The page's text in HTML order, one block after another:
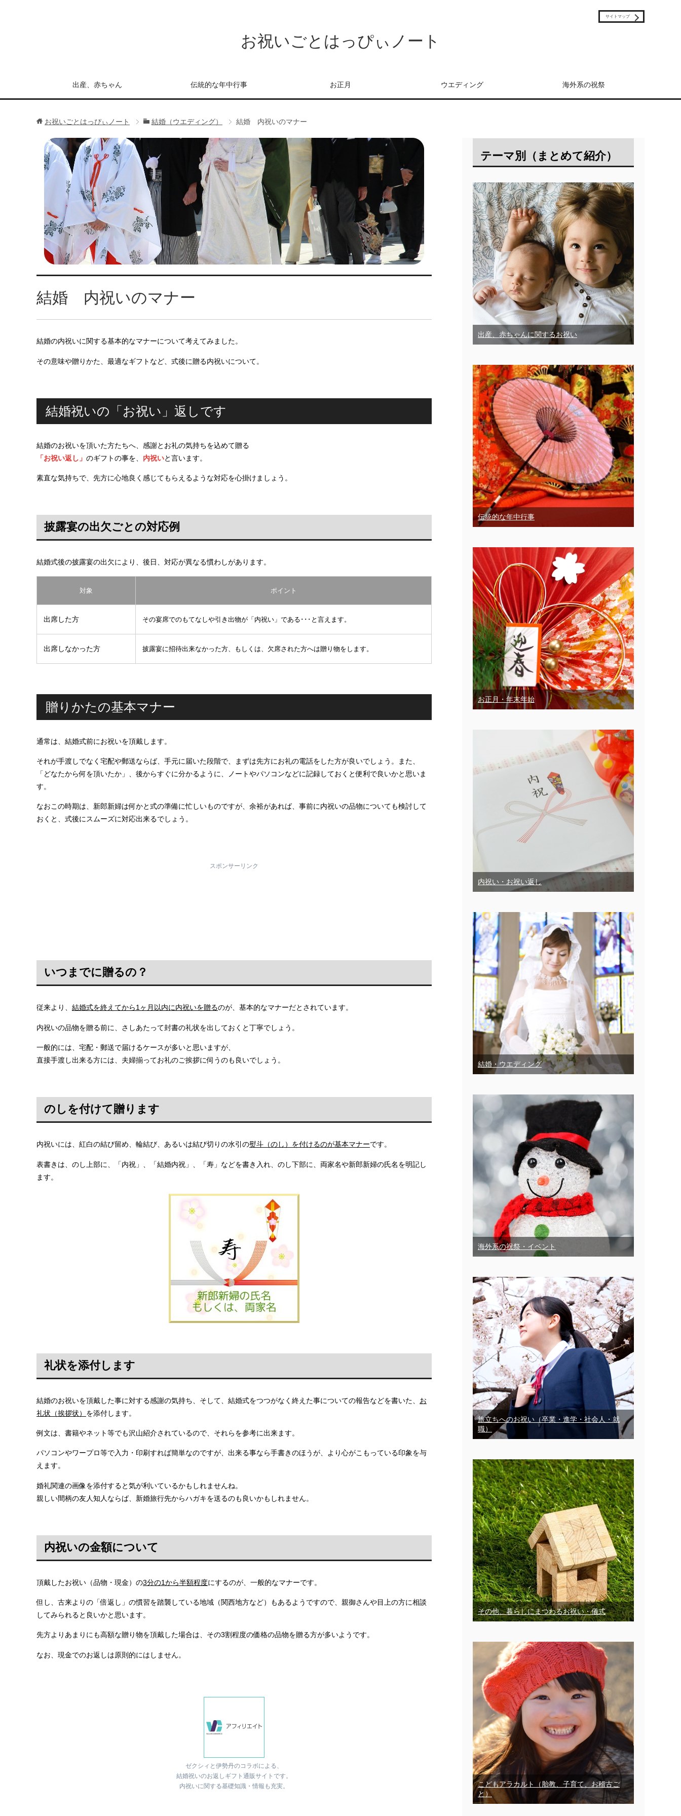
お祝いごとはっぴぃノート
サイトマップ
出産、赤ちゃん 伝統的な年中行事 お正月 ウエディング 海外系の祝祭
お祝いごとはっぴぃノート 結婚（ウエディング） 結婚 内祝いのマナー
結婚 内祝いのマナー
結婚の内祝いに関する基本的なマナーについて考えてみました。
その意味や贈りかた、最適なギフトなど、式後に贈る内祝いについて。
結婚祝いの「お祝い」返しです
結婚のお祝いを頂いた方たちへ、感謝とお礼の気持ちを込めて贈る
「お祝い返し」 のギフトの事を、 内祝いと言います。
素直な気持ちで、先方に心地良く感じてもらえるような対応を心掛けましょう。
披露宴の出欠ごとの対応例
結婚式後の披露宴の出欠により、後日、対応が異なる慣わしがあります。
対象 ポイント
出席した方 その宴席でのもてなしや引き出物が「内祝い」である･･･と言えます。
出席しなかった方 披露宴に招待出来なかった方、もしくは、欠席された方へは贈り物をします。
贈りかたの基本マナー
通常は、結婚式前にお祝いを頂戴します。
それが手渡しでなく宅配や郵送ならば、手元に届いた段階で、まずは先方にお礼の電話をした方が良いでしょう。また、
「どなたから何を頂いたか」、後からすぐに分かるように、ノートやパソコンなどに記録しておくと便利で良いかと思いま
す。
なおこの時期は、新郎新婦は何かと式の準備に忙しいものですが、余裕があれば、事前に内祝いの品物についても検討して
おくと、式後にスムーズに対応出来るでしょう。
スポンサーリンク
いつまでに贈るの？
従来より、 結婚式を終えてから1ヶ月以内に内祝いを贈るのが、基本的なマナーだとされています。
内祝いの品物を贈る前に、さしあたって封書の礼状を出しておくと丁寧でしょう。
一般的には、宅配・郵送で届けるケースが多いと思いますが、
直接手渡し出来る方には、夫婦揃ってお礼のご挨拶に伺うのも良いでしょう。
のしを付けて贈ります
内祝いには、紅白の結び留め、輪結び、あるいは結び切りの水引の熨斗（のし）を付けるのが基本マナーです。
表書きは、のし上部に、「内祝」、「結婚内祝」、「寿」などを書き入れ、のし下部に、両家名や新郎新婦の氏名を明記し
ます。
礼状を添付します
結婚のお祝いを頂戴した事に対する感謝の気持ち、そして、結婚式をつつがなく終えた事についての報告などを書いた、 お
礼状（挨拶状） を添付します。
例文は、書籍やネット等でも沢山紹介されているので、それらを参考に出来ます。
パソコンやワープロ等で入力・印刷すれば簡単なのですが、出来る事なら手書きのほうが、より心がこもっている印象を与
えます。
婚礼関連の画像を添付すると気が利いているかもしれませんね。
親しい間柄の友人知人ならば、新婚旅行先からハガキを送るのも良いかもしれません。
内祝いの金額について
頂戴したお祝い（品物・現金）の3分の1から半額程度にするのが、一般的なマナーです。
但し、古来よりの「倍返し」の慣習を踏襲している地域（関西地方など）もあるようですので、親御さんや目上の方に相談
してみられると良いかと思います。
先方よりあまりにも高額な贈り物を頂戴した場合は、その3割程度の価格の品物を贈る方が多いようです。
なお、現金でのお返しは原則的にはしません。
ゼクシィと伊勢丹のコラボによる、
結婚祝いのお返しギフト通販サイトです。
内祝いに関する基礎知識・情報も充実。
テーマ別（まとめて紹介）
出産、赤ちゃんに関するお祝い
伝統的な年中行事
お正月・年末年始
内祝い・お祝い返し
結婚・ウエディング
海外系の祝祭・イベント
旅立ちへのお祝い（卒業・進学・社会人・就
職）
その他、暮らしにまつわるお祝い・儀式
こどもアラカルト（胎教、子育て、お稽古ご
と）